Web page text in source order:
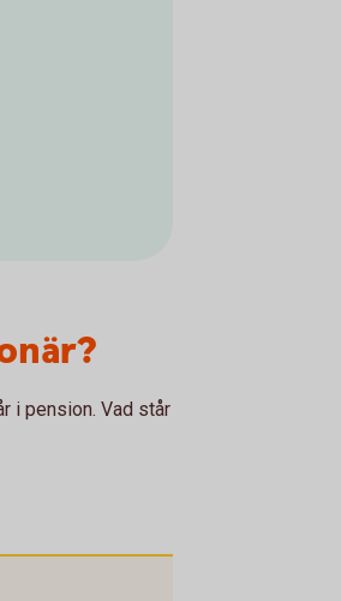
i pension. Vad står